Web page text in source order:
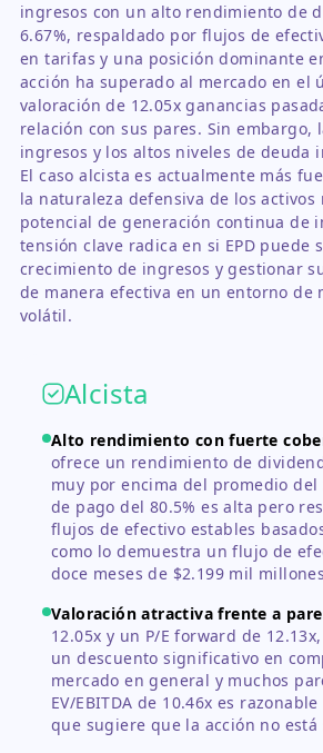
ingresos con un alto rendimiento de
6.67%, respaldado por flujos de
en tarifas y una posición dominante
acción ha superado al mercado en el
valoración de 12.05x ganancias
relación con sus pares. Sin embargo,
ingresos y los altos niveles de deuda
El caso alcista es actualmente más
la naturaleza defensiva de los activos
potencial de generación continua de
tensión clave radica en si EPD puede
crecimiento de ingresos y gestionar
de manera efectiva en un entorno de
volátil.
Alcista
Alto rendimiento con fuerte
ofrece un rendimiento de
muy por encima del promedio del
de pago del 80.5% es alta pero
flujos de efectivo estables
como lo demuestra un flujo de
doce meses de $2.199 mil
Valoración atractiva frente a
12.05x y un P/E forward de
un descuento significativo en
mercado en general y muchos
EV/EBITDA de 10.46x es
que sugiere que la acción no está